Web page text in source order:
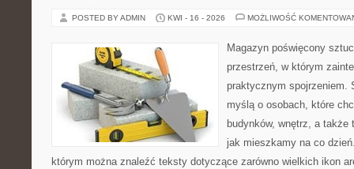
POSTED BY ADMIN KWI - 16 - 2026 MOŻLIWOŚĆ
Magazyn poświęcony
przestrzeń, w którym
praktycznym spojrzeniem.
myślą o osobach, które
budynków, wnętrz, a także
jak mieszkamy na co
którym można znaleźć teksty dotyczące zarówno wielkich ikon